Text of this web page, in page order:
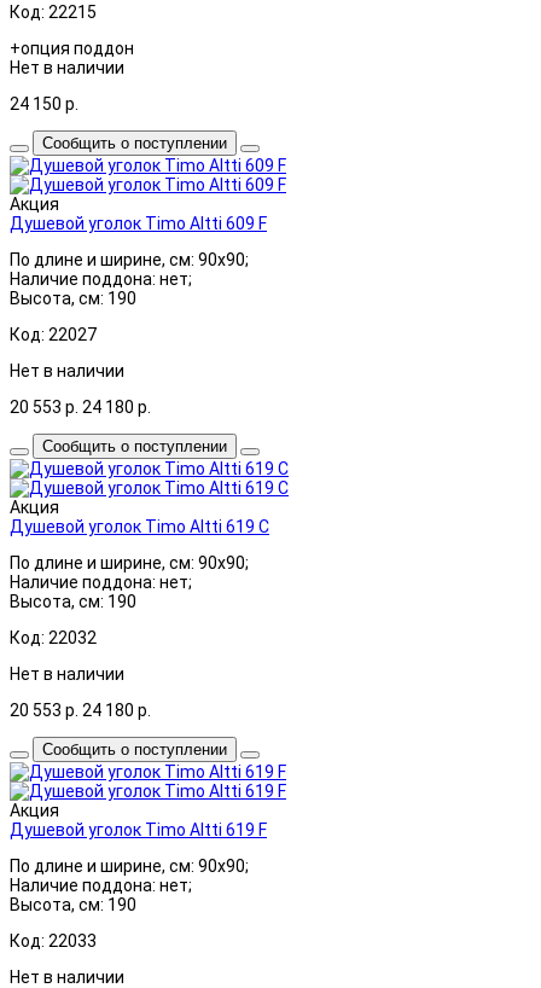
Код: 22215
+опция поддон
Нет в наличии
24 150 р.
Сообщить о поступлении
Акция
Душевой уголок Timo Altti 609 F
По длине и ширине, см: 90x90;
Наличие поддона: нет;
Высота, см: 190
Код: 22027
Нет в наличии
20 553 р. 24 180 р.
Сообщить о поступлении
Акция
Душевой уголок Timo Altti 619 C
По длине и ширине, см: 90x90;
Наличие поддона: нет;
Высота, см: 190
Код: 22032
Нет в наличии
20 553 р. 24 180 р.
Сообщить о поступлении
Акция
Душевой уголок Timo Altti 619 F
По длине и ширине, см: 90x90;
Наличие поддона: нет;
Высота, см: 190
Код: 22033
Нет в наличии